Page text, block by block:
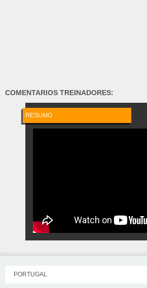
COMENTARIOS TREINADORES:
RESUMO
PORTUGAL